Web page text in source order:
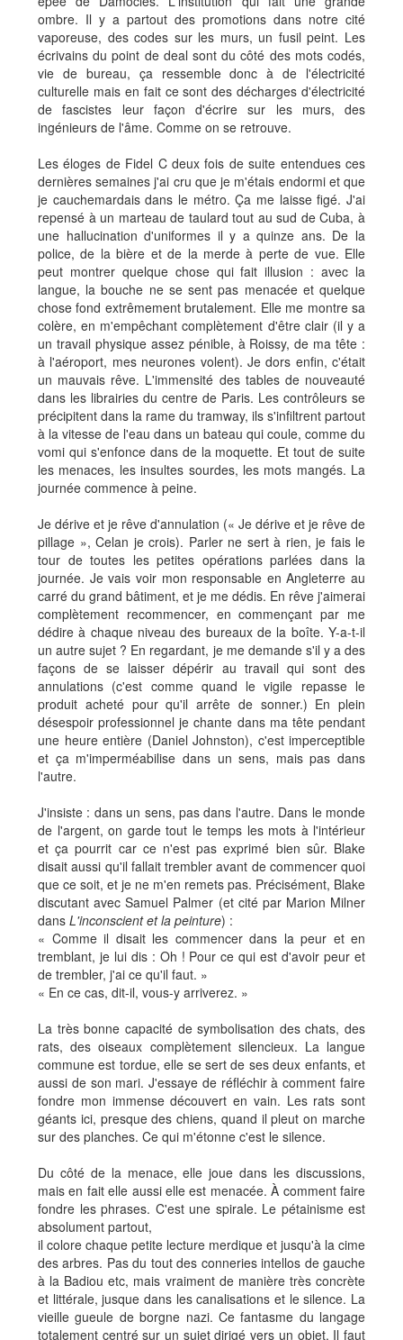
ombre. Il y a partout des promotions dans notre cité
vaporeuse, des codes sur les murs, un fusil peint. Les
écrivains du point de deal sont du côté des mots codés,
vie de bureau, ça ressemble donc à de l'électricité
culturelle mais en fait ce sont des décharges d'électricité
de fascistes leur façon d'écrire sur les murs, des
ingénieurs de l'âme. Comme on se retrouve.
Les éloges de Fidel C deux fois de suite entendues ces
dernières semaines j'ai cru que je m'étais endormi et que
je cauchemardais dans le métro. Ça me laisse figé. J'ai
repensé à un marteau de taulard tout au sud de Cuba, à
une hallucination d'uniformes il y a quinze ans. De la
police, de la bière et de la merde à perte de vue. Elle
peut montrer quelque chose qui fait illusion : avec la
langue, la bouche ne se sent pas menacée et quelque
chose fond extrêmement brutalement. Elle me montre sa
colère, en m'empêchant complètement d'être clair (il y a
un travail physique assez pénible, à Roissy, de ma tête :
à l'aéroport, mes neurones volent). Je dors enfin, c'était
un mauvais rêve. L'immensité des tables de nouveauté
dans les librairies du centre de Paris. Les contrôleurs se
précipitent dans la rame du tramway, ils s'infiltrent partout
à la vitesse de l'eau dans un bateau qui coule, comme du
vomi qui s'enfonce dans de la moquette. Et tout de suite
les menaces, les insultes sourdes, les mots mangés. La
journée commence à peine.
Je dérive et je rêve d'annulation (« Je dérive et je rêve de
pillage », Celan je crois). Parler ne sert à rien, je fais le
tour de toutes les petites opérations parlées dans la
journée. Je vais voir mon responsable en Angleterre au
carré du grand bâtiment, et je me dédis. En rêve j'aimerai
complètement recommencer, en commençant par me
dédire à chaque niveau des bureaux de la boîte. Y-a-t-il
un autre sujet ? En regardant, je me demande s'il y a des
façons de se laisser dépérir au travail qui sont des
annulations (c'est comme quand le vigile repasse le
produit acheté pour qu'il arrête de sonner.) En plein
désespoir professionnel je chante dans ma tête pendant
une heure entière (Daniel Johnston), c'est imperceptible
et ça m'imperméabilise dans un sens, mais pas dans
l'autre.
J'insiste : dans un sens, pas dans l'autre. Dans le monde
de l'argent, on garde tout le temps les mots à l'intérieur
et ça pourrit car ce n'est pas exprimé bien sûr. Blake
disait aussi qu'il fallait trembler avant de commencer quoi
que ce soit, et je ne m'en remets pas. Précisément, Blake
discutant avec Samuel Palmer (et cité par Marion Milner
dans L'inconscient et la peinture) :
« Comme il disait les commencer dans la peur et en
tremblant, je lui dis : Oh ! Pour ce qui est d'avoir peur et
de trembler, j'ai ce qu'il faut. »
« En ce cas, dit-il, vous-y arriverez. »
La très bonne capacité de symbolisation des chats, des
rats, des oiseaux complètement silencieux. La langue
commune est tordue, elle se sert de ses deux enfants, et
aussi de son mari. J'essaye de réfléchir à comment faire
fondre mon immense découvert en vain. Les rats sont
géants ici, presque des chiens, quand il pleut on marche
sur des planches. Ce qui m'étonne c'est le silence.
Du côté de la menace, elle joue dans les discussions,
mais en fait elle aussi elle est menacée. À comment faire
fondre les phrases. C'est une spirale. Le pétainisme est
absolument partout,
il colore chaque petite lecture merdique et jusqu'à la cime
des arbres. Pas du tout des conneries intellos de gauche
à la Badiou etc, mais vraiment de manière très concrète
et littérale, jusque dans les canalisations et le silence. La
vieille gueule de borgne nazi. Ce fantasme du langage
totalement centré sur un sujet dirigé vers un objet. Il faut